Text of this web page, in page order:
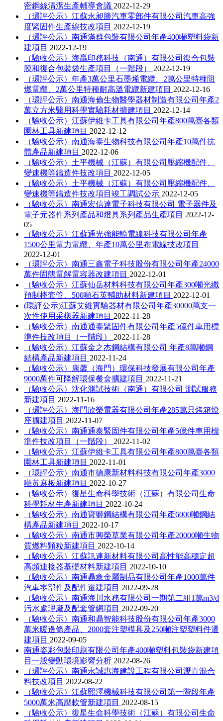
密鋼絲清潔生產輔導會議 2022-12-29
（環評公示）江蘇永昶勝汽車零部件有限公司汽車高強
度緊固件生產線技改項目 2022-12-19
（環評公示）南通滿群包裝有限公司年產400噸塑料袋新
建項目 2022-12-19
（驗收公示）海贏印務科技（南通）有限公司復合包裝
膜和復合包裝袋生產項目（一階段） 2022-12-19
（環評公示）年產3萬公里石墨烯電纜、2萬公里特種阻
燃電纜、2萬公里特種耐高溫電纜新建項目 2022-12-16
（環評公示）南通海倫生物醫學器材制造有限公司年產2
萬立方米醫用科學實驗耗材擴建項目 2022-12-14
（驗收公示）江蘇伊維卡工具有限公司年產800萬臺各類
園林工具新建項目 2022-12-12
（驗收公示）南通海泰生物科技有限公司年產10萬件抗
體產品新建項目 2022-12-06
（驗收公示）土平機械（江蘇）有限公司壓縮機配件、
變速機等鑄造件技改項目 2022-12-05
（驗收公示）土平機械（江蘇）有限公司壓縮機配件、
變速機等鑄造件技改項目竣工調試公示 2022-12-05
（驗收公示）南通宏信達電子科技有限公司 電子器件及
電子元器件系列產品和燈具系列產品生產項目 2022-12-
05
（驗收公示）江蘇通光強能輸電線科技有限公司年產
1500公里電力電纜、年產10萬公里布電線技改項目
2022-12-01
（環評公示）南通三鑫電子科技股份有限公司年產24000
萬件固態電解電容器改建項目 2022-12-01
（驗收公示）江蘇仙岳材料科技有限公司年產300噸光纖
預制棒套管、500噸石英輔助材料新建項目 2022-12-01
(環評公示)江蘇艾維實驗器材有限公司年產30000萬支一
次性使用采樣器新建項目 2022-11-28
（驗收公示）南通通泰緊固件有限公司年產5億件車用標
準件技改項目（一階段） 2022-11-28
（驗收公示）江蘇金之杰鋼結構有限公司 年產8萬噸鋼
結構產品新建項目 2022-11-24
（驗收公示）康馨（海門）環保科技發展有限公司年產
9000萬件可降解環保餐盒擴建項目 2022-11-21
（驗收公示）沈化測試技術（南通）有限公司 測試服務
新建項目 2022-11-16
（環評公示）海門欣榮電器有限公司年產285萬只烤箱燈
座擴建項目 2022-11-07
（驗收公示）南通通泰緊固件有限公司年產5億件車用標
準件技改項目（一階段） 2022-11-02
（驗收公示）江蘇伊維卡工具有限公司年產800萬臺各類
園林工具新建項目 2022-11-01
（環評公示）南通市德康新材料科技有限公司年產3000
噸黃麻板新建項目 2022-10-27
（驗收公示）復星生命科學技術（江蘇）有限公司生命
科學耗材生產新建項目 2022-10-24
（驗收公示）南通寶獅鋼結構有限公司年產6000噸鋼結
構產品新建項目 2022-10-17
（驗收公示）南通市興榮草業有限公司年產20000噸生物
質燃料顆粒新建項目 2022-10-14
（驗收公示）江蘇訊連新材料有限公司高性能高穩定超
高頻連接器基礎材料新建項目 2022-10-10
（驗收公示）南通鼎鑫金屬制品有限公司年產1000萬件
汽車零部件及配件遷建項目 2022-09-28
（驗收公示）南通海川水務有限公司一期第二組1萬m3/d
污水處理廠及配套管網項目 2022-09-20
（驗收公示）南通和鼎智能科技股份有限公司年產3000
萬米暖邊條產品、2000套注塑模具及250噸注塑塑料件遷
建項目 2022-09-05
南通姿彩包裝印刷有限公司年產400噸塑料包裝袋新建項
目一般變動環境影響分析 2022-08-26
（環評公示）南通永誠惠海建設工程有限公司瀝青混合
料技改項目 2022-08-22
（驗收公示）江蘇熙澤機械科技有限公司第一階段年產
5000萬米高壓軟管新建項目 2022-08-15
（驗收公示）復星生命科學技術（江蘇）有限公司生命